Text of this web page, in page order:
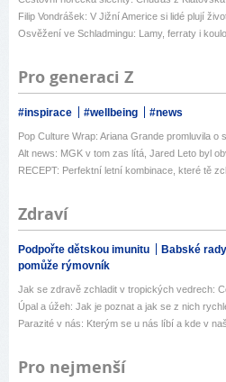
Filip Vondrášek: V Jižní Americe si lidé plují
Osvěžení ve Schladmingu: Lamy, ferraty i
Pro generaci Z
#inspirace #wellbeing #news
Pop Culture Wrap: Ariana Grande promluvila o
Alt news: MGK v tom zas lítá, Jared Leto byl
RECEPT: Perfektní letní kombinace, které tě
Zdraví
Podpořte dětskou imunitu Babské
pomůže rýmovník
Jak se zdravě zchladit v tropických vedrech:
Úpal a úžeh: Jak je poznat a jak se z nich
Parazité v nás: Kterým se u nás líbí a kde v
Pro nejmenší